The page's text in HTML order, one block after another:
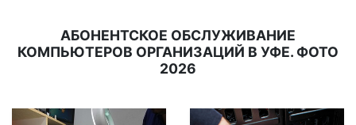
АБОНЕНТСКОЕ ОБСЛУЖИВАНИЕ
КОМПЬЮТЕРОВ ОРГАНИЗАЦИЙ В УФЕ. ФОТО
2026